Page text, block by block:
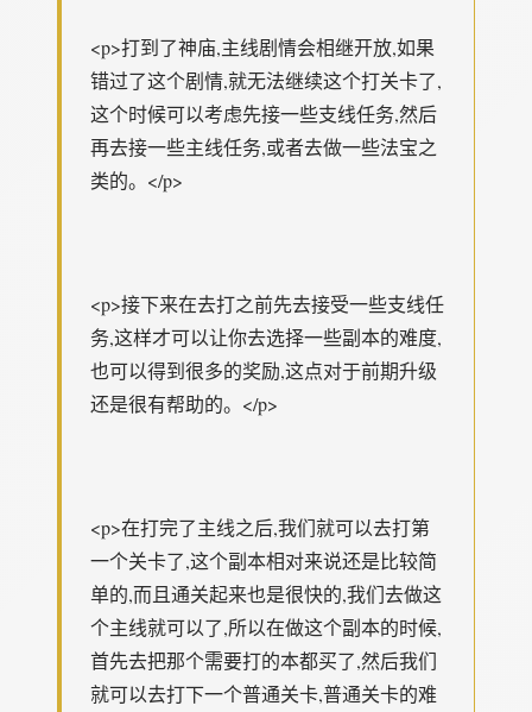
<p>打到了神庙,主线剧情会相继开放,如果
错过了这个剧情,就无法继续这个打关卡了,
这个时候可以考虑先接一些支线任务,然后
再去接一些主线任务,或者去做一些法宝之
类的。</p>
<p>接下来在去打之前先去接受一些支线任
务,这样才可以让你去选择一些副本的难度,
也可以得到很多的奖励,这点对于前期升级
还是很有帮助的。</p>
<p>在打完了主线之后,我们就可以去打第
一个关卡了,这个副本相对来说还是比较简
单的,而且通关起来也是很快的,我们去做这
个主线就可以了,所以在做这个副本的时候,
首先去把那个需要打的本都买了,然后我们
就可以去打下一个普通关卡,普通关卡的难